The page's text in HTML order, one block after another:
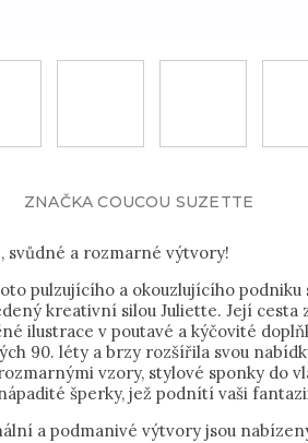
ZNAČKA COUCOU SUZETTE
svůdné a rozmarné výtvory!
pulzujícího a okouzlujícího
kreativní silou Juliette. Její
ilustrace v poutavé a kýčovité
90. léty a brzy rozšířila svou
vzory, stylové sponky do
šperky, jež podnítí vaši
a podmanivé výtvory jsou